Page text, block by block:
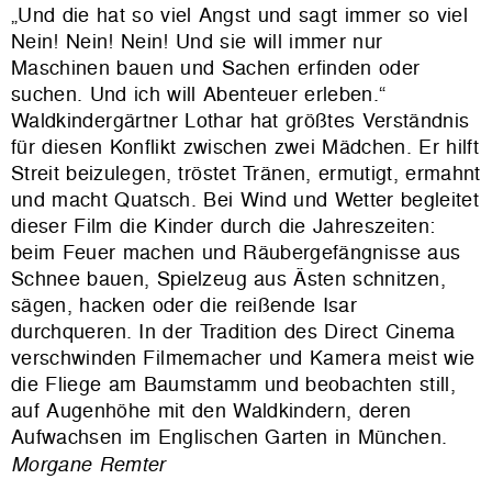
„Und die hat so viel Angst und sagt immer so viel
Nein! Nein! Nein! Und sie will immer nur
Maschinen bauen und Sachen erfinden oder
suchen. Und ich will Abenteuer erleben.“
Waldkindergärtner Lothar hat größtes Verständnis
für diesen Konflikt zwischen zwei Mädchen. Er hilft
Streit beizulegen, tröstet Tränen, ermutigt, ermahnt
und macht Quatsch. Bei Wind und Wetter begleitet
dieser Film die Kinder durch die Jahreszeiten:
beim Feuer machen und Räubergefängnisse aus
Schnee bauen, Spielzeug aus Ästen schnitzen,
sägen, hacken oder die reißende Isar
durchqueren. In der Tradition des Direct Cinema
verschwinden Filmemacher und Kamera meist wie
die Fliege am Baumstamm und beobachten still,
auf Augenhöhe mit den Waldkindern, deren
Aufwachsen im Englischen Garten in München.
Morgane Remter